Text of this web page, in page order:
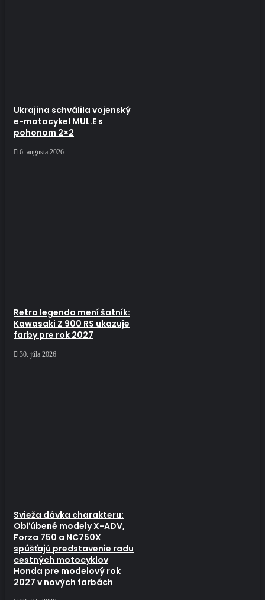
Ukrajina schválila vojenský
e-motocykel MUL.E s
pohonom 2×2
6. augusta 2026
Retro legenda mení šatník:
Kawasaki Z 900 RS ukazuje
farby pre rok 2027
30. júla 2026
Svieža dávka charakteru:
Obľúbené modely X-ADV,
Forza 750 a NC750X
spúšťajú predstavenie radu
cestných motocyklov
Honda pre modelový rok
2027 v nových farbách